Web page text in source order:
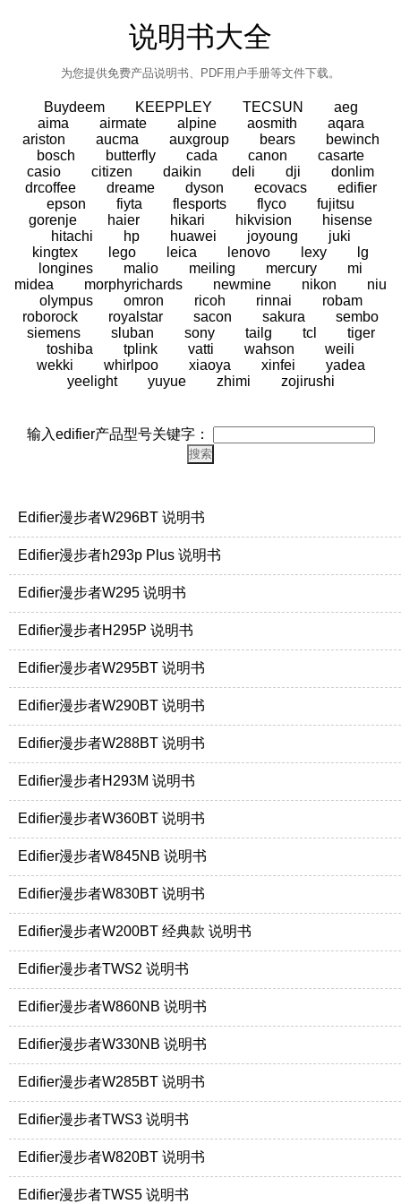
说明书大全
为您提供免费产品说明书、PDF用户手册等文件下载。
Buydeem KEEPPLEY TECSUN
aeg
aima
airmate alpine aosmith
aqara
ariston
aucma auxgroup bears
bewinch
bosch
butterfly cada canon
casarte
casio
citizen daikin deli dji
donlim
drcoffee
dreame dyson ecovacs
edifier
epson
fiyta flesports flyco
fujitsu
gorenje
haier hikari hikvision
hisense
hitachi
hp huawei joyoung
juki
kingtex
lego leica lenovo lexy
lg
longines
malio meiling mercury
mi
midea
morphyrichards newmine nikon
niu
olympus
omron ricoh rinnai
robam
roborock
royalstar sacon sakura
sembo
siemens
sluban sony tailg tcl
tiger
toshiba
tplink vatti wahson
weili
wekki
whirlpoo xiaoya xinfei
yadea
yeelight
yuyue zhimi zojirushi
输入edifier产品型号关键字：
Edifier漫步者W296BT 说明书
Edifier漫步者h293p Plus 说明书
Edifier漫步者W295 说明书
Edifier漫步者H295P 说明书
Edifier漫步者W295BT 说明书
Edifier漫步者W290BT 说明书
Edifier漫步者W288BT 说明书
Edifier漫步者H293M 说明书
Edifier漫步者W360BT 说明书
Edifier漫步者W845NB 说明书
Edifier漫步者W830BT 说明书
Edifier漫步者W200BT 经典款 说明书
Edifier漫步者TWS2 说明书
Edifier漫步者W860NB 说明书
Edifier漫步者W330NB 说明书
Edifier漫步者W285BT 说明书
Edifier漫步者TWS3 说明书
Edifier漫步者W820BT 说明书
Edifier漫步者TWS5 说明书